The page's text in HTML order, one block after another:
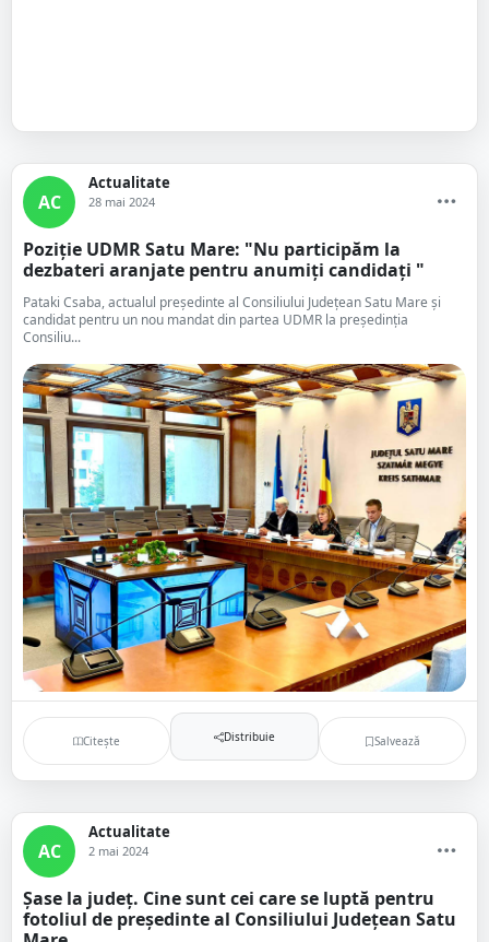
AC
Actualitate
28 mai 2024
Poziție UDMR Satu Mare: "Nu participăm la
dezbateri aranjate pentru anumiți candidați "
Pataki Csaba, actualul președinte al Consiliului Județean Satu Mare și
candidat pentru un nou mandat din partea UDMR la președinția
Consiliu...
Citește Distribuie Salvează
AC
Actualitate
2 mai 2024
Șase la județ. Cine sunt cei care se luptă pentru
fotoliul de președinte al Consiliului Județean Satu